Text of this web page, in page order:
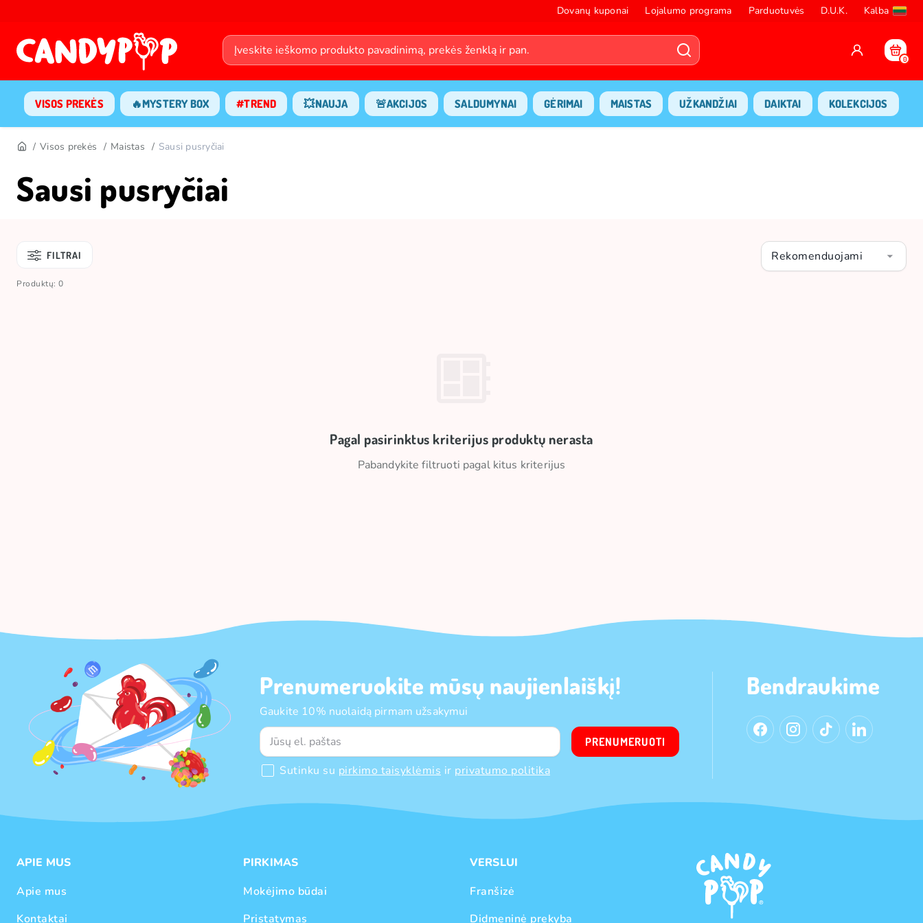
Dovanų kuponai Lojalumo programa Parduotuvės D.U.K. Kalba
0
VISOS PREKĖS 🔥MYSTERY BOX #TREND 💥NAUJA 🚨AKCIJOS SALDUMYNAI GĖRIMAI MAISTAS UŽKANDŽIAI DAIKTAI KOLEKCIJOS
Visos prekės Maistas Sausi pusryčiai
Sausi pusryčiai
FILTRAI Rekomenduojami
Produktų: 0
Pagal pasirinktus kriterijus produktų nerasta
Pabandykite filtruoti pagal kitus kriterijus
Prenumeruokite mūsų naujienlaiškį!
Gaukite 10% nuolaidą pirmam užsakymui
Sutinku su pirkimo taisyklėmis ir privatumo politika
PRENUMERUOTI
Bendraukime
APIE MUS
Apie mus
Kontaktai
PIRKIMAS
Mokėjimo būdai
Pristatymas
VERSLUI
Franšizė
Didmeninė prekyba